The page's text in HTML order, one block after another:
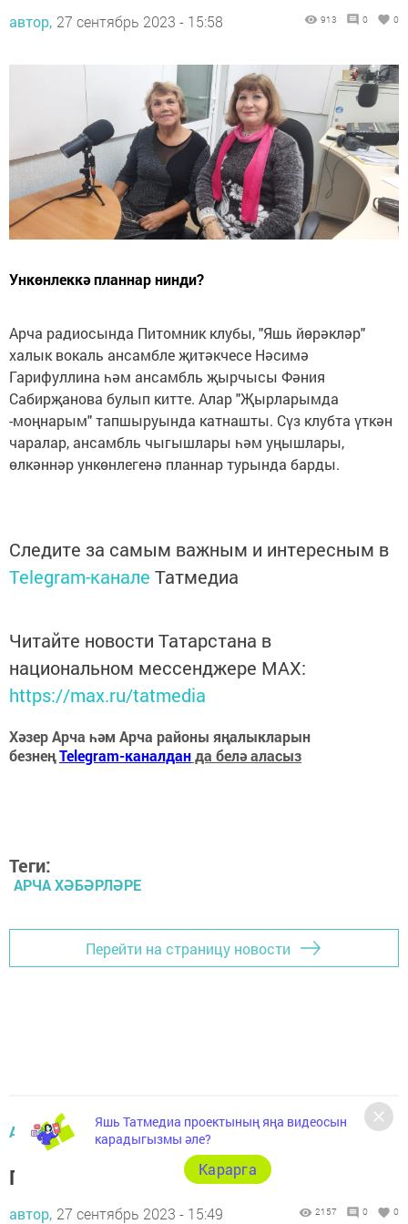
автор, 27 сентябрь 2023 - 15:58 913 0 0
Ункөнлеккә планнар нинди?
Арча радиосында Питомник клубы, "Яшь йөрәкләр"
халык вокаль ансамбле җитәкчесе Нәсимә
Гарифуллина һәм ансамбль җырчысы Фәния
Сабирҗанова булып китте. Алар "Җырларымда
-моңнарым" тапшыруында катнашты. Сүз клубта үткән
чаралар, ансамбль чыгышлары һәм уңышлары,
өлкәннәр ункөнлегенә планнар турында барды.
Следите за самым важным и интересным в
Telegram-канале Татмедиа
Читайте новости Татарстана в
национальном мессенджере MАХ:
https://max.ru/tatmedia
Хәзер Арча һәм Арча районы яңалыкларын
безнеңTelegram-каналданда белә аласыз
Теги:
АРЧА ХӘБӘРЛӘРЕ
Перейти на страницу новости
АРЧА ЯҢАЛЫКЛАРЫ
Питомникта аю йөри?
автор, 27 сентябрь 2023 - 15:49 2157 0 0
Яшь Татмедиа проектының яңа видеосын
карадыгызмы әле?
Карарга